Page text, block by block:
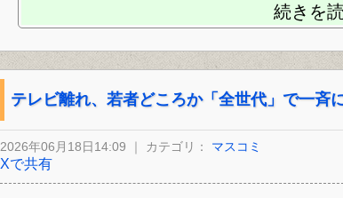
続きを
テレビ離れ、若者どころか「全世代」で一斉
2026年06月18日14:09 ｜ カテゴリ： マスコミ
Xで共有